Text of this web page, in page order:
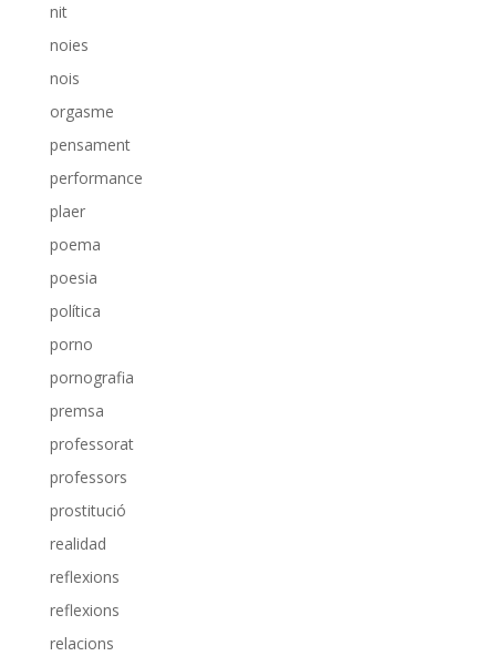
nit
noies
nois
orgasme
pensament
performance
plaer
poema
poesia
política
porno
pornografia
premsa
professorat
professors
prostitució
realidad
reflexions
reflexions
relacions